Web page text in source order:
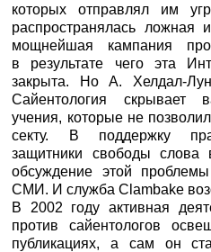
которых отправлял им
распространялась ложная
мощнейшая кампания
в результате чего эта
закрыта. Но А. Хелдал-
Сайентология скрывает
учения, которые не
секту. В поддержку
защитники свободы слова
обсуждение этой
СМИ. И служба Clambake
В 2002 году активная
против сайентологов
публикациях, а сам он